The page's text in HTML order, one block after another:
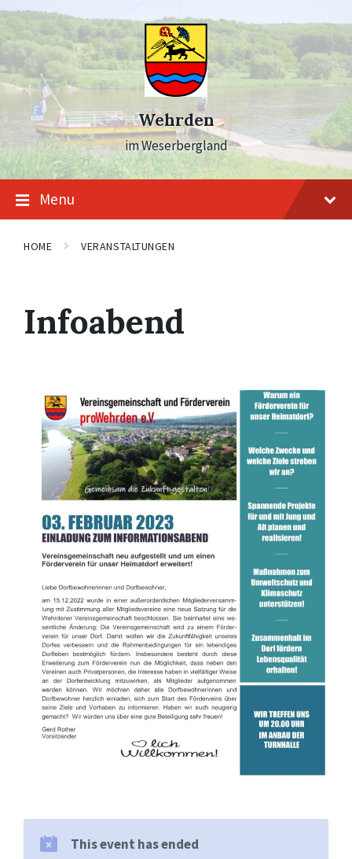
Skip
to
content
Skip
to
main
navigation
Skip
to
footer
Wehrden
im Weserbergland
Menu
HOME VERANSTALTUNGEN
Infoabend
This event has ended